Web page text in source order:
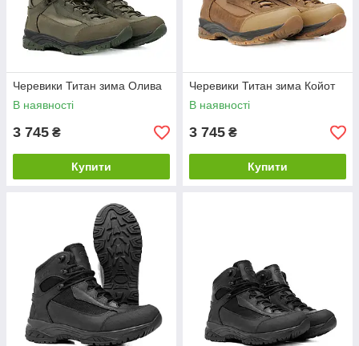
Черевики Титан зима Олива
В наявності
3 745 ₴
Купити
Черевики Титан зима Койот
В наявності
3 745 ₴
Купити